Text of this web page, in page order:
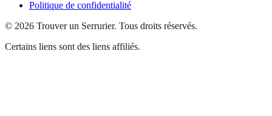
Politique de confidentialité
© 2026 Trouver un Serrurier. Tous droits réservés.
Certains liens sont des liens affiliés.